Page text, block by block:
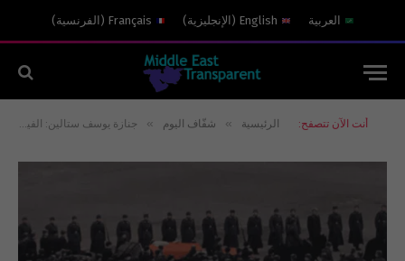
العربية English
( الإنجليزية)
Français
( الفرنسية)
أنت الآن تتصفح: الرئيسية » شفّاف اليوم » جنازة يوسف ستالين: الفيلم الحقيقي لتشييع “طاغية”!